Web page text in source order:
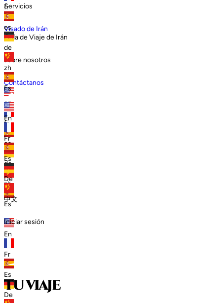
Servicios
Visado de Irán
Guía de Viaje de Irán
sobre nosotros
Contáctanos
en
fr
es
de
zh
Es
En
Fr
Es
De
fr
es
de
zh
Es
En
Fr
Es
De
中文
Iniciar sesión
tu viaje